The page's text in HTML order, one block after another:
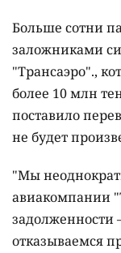
Больше сотни
заложниками
"Трансаэро".,
более 10 млн
поставило
не будет
"Мы
авиакомпании
задолженности
отказываемся